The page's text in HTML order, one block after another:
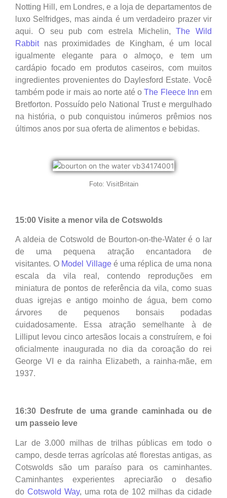
Notting Hill, em Londres, e a loja de departamentos de
luxo Selfridges, mas ainda é um verdadeiro prazer vir
aqui. O seu pub com estrela Michelin,The Wild
Rabbitnas proximidades de Kingham, é um local
igualmente elegante para o almoço, e tem um
cardápio focado em produtos caseiros, com muitos
ingredientes provenientes do Daylesford Estate. Você
também pode ir mais ao norte até oThe Fleece Inn em
Bretforton. Possuído pelo National Trust e mergulhado
na história, o pub conquistou inúmeros prêmios nos
últimos anos por sua oferta de alimentos e bebidas.
Foto: VisitBritain
15:00 Visite a menor vila de Cotswolds
A aldeia de Cotswold de Bourton-on-the-Water é o lar
de uma pequena atração encantadora de
visitantes.O Model Villageé uma réplica de uma nona
escala da vila real, contendo reproduções em
miniatura de pontos de referência da vila, como suas
duas igrejas e antigo moinho de água, bem como
árvores de pequenos bonsais podadas
cuidadosamente. Essa atração semelhante à de
Lilliput levou cinco artesãos locais a construírem, e foi
oficialmente inaugurada no dia da coroação do rei
George VI e da rainha Elizabeth, a rainha-mãe, em
1937.
16:30 Desfrute de uma grande caminhada ou de
um passeio leve
Lar de 3.000 milhas de trilhas públicas em todo o
campo, desde terras agrícolas até florestas antigas, as
Cotswolds são um paraíso para os caminhantes.
Caminhantes experientes apreciarão o desafio
do Cotswold Way, uma rota de 102 milhas da cidade